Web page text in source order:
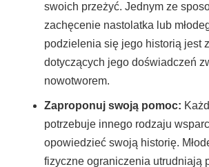
swoich przeżyć. Jednym ze
zachęcenie nastolatka lub
podzielenia się jego historią jest
dotyczących jego doświadczeń
nowotworem.
Zaproponuj swoją pomoc:
potrzebuje innego rodzaju
opowiedzieć swoją historię.
fizyczne ograniczenia utrudniają